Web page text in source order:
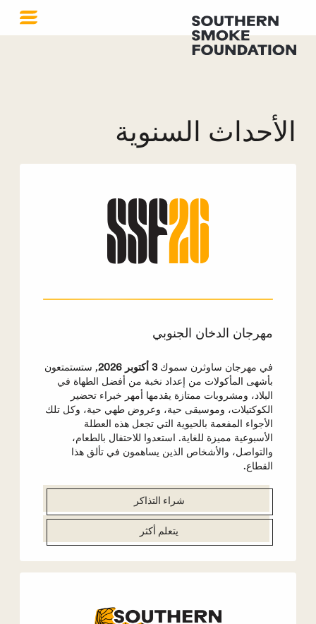
الأحداث السنوية
مهرجان الدخان الجنوبي
في مهرجان ساوثرن سموك3 أكتوبر 2026
, ستستمتعون
بأشهى المأكولات من إعداد نخبة من أفضل الطهاة في
البلاد، ومشروبات ممتازة يقدمها أمهر خبراء تحضير
الكوكتيلات، وموسيقى حية، وعروض طهي حية، وكل تلك
الأجواء المفعمة بالحيوية التي تجعل هذه العطلة
الأسبوعية مميزة للغاية. استعدوا للاحتفال بالطعام،
والتواصل، والأشخاص الذين يساهمون في تألق هذا
القطاع.
شراء التذاكر
يتعلم أكثر